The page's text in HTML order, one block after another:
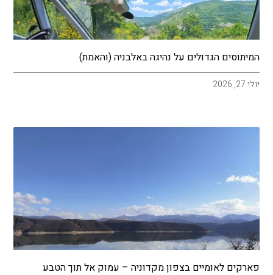
המיתוסים הגדולים על נהיגה באלבניה (והאמת)
יולי 27, 2026
פארקים לאומיים בצפון מקדוניה – עמוק אל תוך הטבע